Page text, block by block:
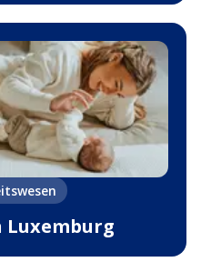
Luxemburg